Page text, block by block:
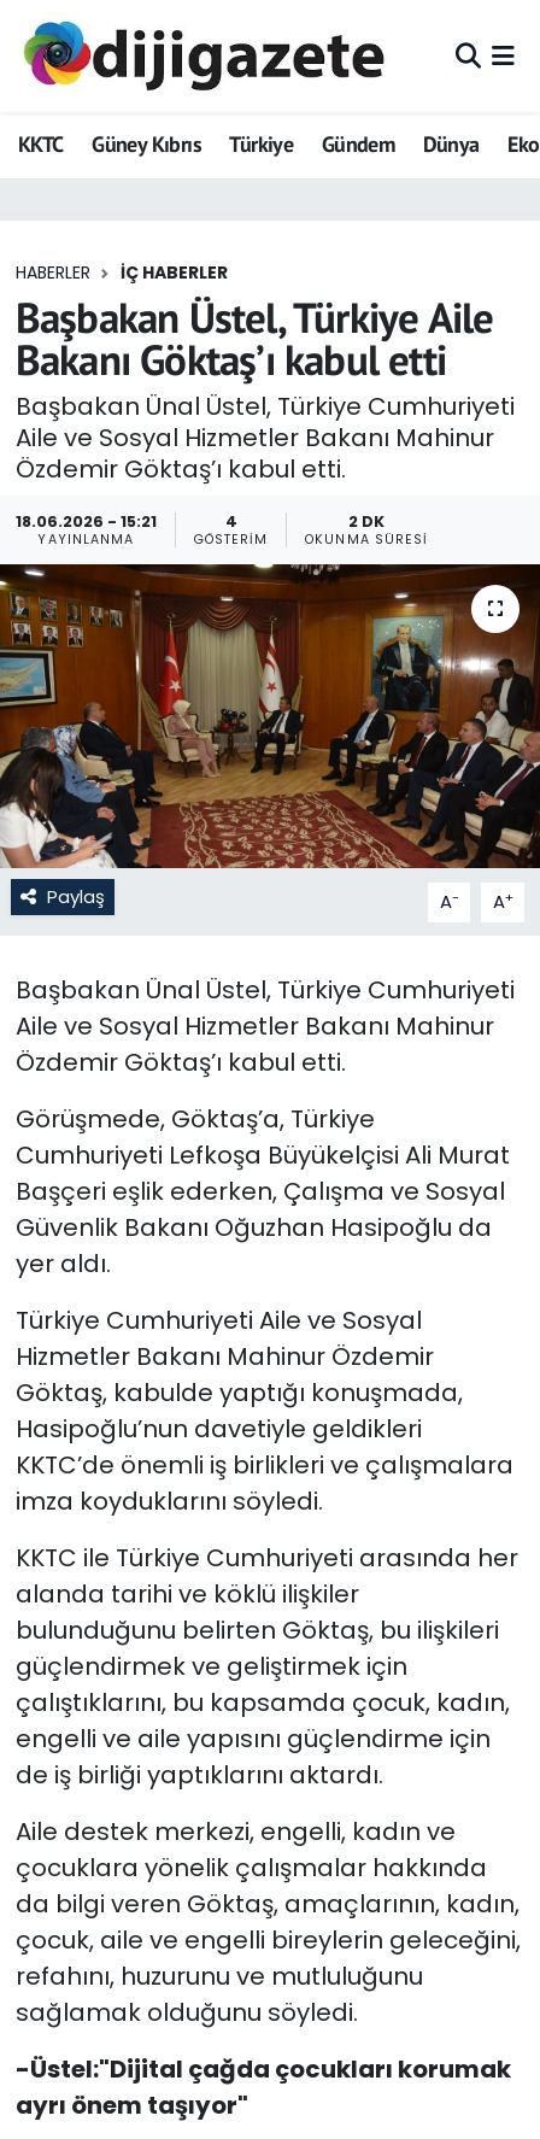
KKTC Güney Kıbrıs Türkiye Gündem Dünya
HABERLER İÇ HABERLER
Başbakan Üstel, Türkiye Aile
Bakanı Göktaş’ı kabul etti
Başbakan Ünal Üstel, Türkiye Cumhuriyeti
Aile ve Sosyal Hizmetler Bakanı Mahinur
Özdemir Göktaş’ı kabul etti.
18.06.2026 - 15:21
YAYINLANMA
4
GÖSTERIM
2 DK
OKUNMA SÜRESI
Paylaş A- A+
Başbakan Ünal Üstel, Türkiye Cumhuriyeti
Aile ve Sosyal Hizmetler Bakanı Mahinur
Özdemir Göktaş’ı kabul etti.
Görüşmede, Göktaş’a, Türkiye
Cumhuriyeti Lefkoşa Büyükelçisi Ali Murat
Başçeri eşlik ederken, Çalışma ve Sosyal
Güvenlik Bakanı Oğuzhan Hasipoğlu da
yer aldı.
Türkiye Cumhuriyeti Aile ve Sosyal
Hizmetler Bakanı Mahinur Özdemir
Göktaş, kabulde yaptığı konuşmada,
Hasipoğlu’nun davetiyle geldikleri
KKTC’de önemli iş birlikleri ve çalışmalara
imza koyduklarını söyledi.
KKTC ile Türkiye Cumhuriyeti arasında her
alanda tarihi ve köklü ilişkiler
bulunduğunu belirten Göktaş, bu ilişkileri
güçlendirmek ve geliştirmek için
çalıştıklarını, bu kapsamda çocuk, kadın,
engelli ve aile yapısını güçlendirme için
de iş birliği yaptıklarını aktardı.
Aile destek merkezi, engelli, kadın ve
çocuklara yönelik çalışmalar hakkında
da bilgi veren Göktaş, amaçlarının, kadın,
çocuk, aile ve engelli bireylerin geleceğini,
refahını, huzurunu ve mutluluğunu
sağlamak olduğunu söyledi.
-Üstel:"Dijital çağda çocukları korumak
ayrı önem taşıyor"
ADVERTORIAL
Dijigazete
Eğitim
Ekonomi
Foto Galeri
GEZİ
Güncel
Gündem
KKTC
KKTC YEREL SEÇİM 2018
Kültür Sanat
Magazin
Moda
Otomobil Dünyası
Politika
SAĞLIK
Spor
Teknoloji
TÜRKiYE
Video Galeri
YAŞAM
Yazarlar
Hava Durumu
Trafik Durumu
Tüm Manşetler
Son Dakika Haberleri
Haber Arşivi